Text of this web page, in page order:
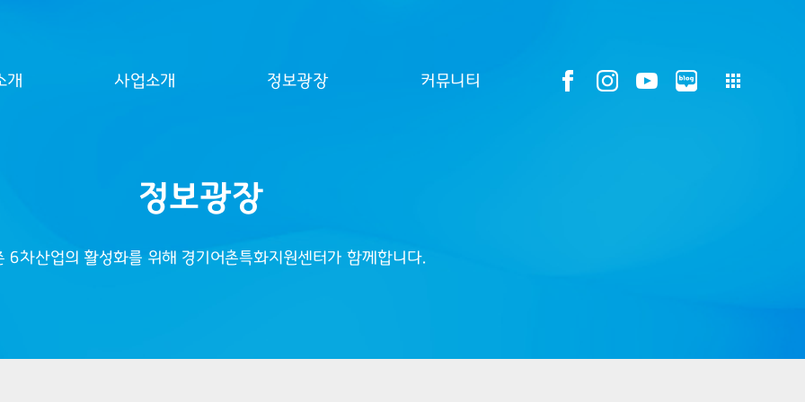
개 사업소개 정보광장 커뮤니티
정보광장
6차산업의 활성화를 위해 경기어촌특화지원센터가 함께합니다.